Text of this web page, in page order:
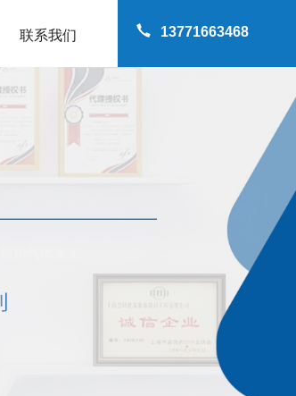
13771663468
联系我们